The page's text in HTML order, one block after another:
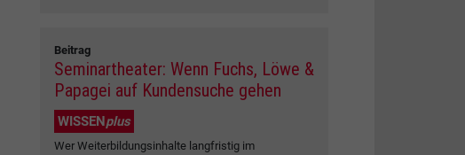
Beitrag
Seminartheater: Wenn Fuchs, Löwe &
Papagei auf Kundensuche gehen
WISSENplus
Wer Weiterbildungsinhalte langfristig im